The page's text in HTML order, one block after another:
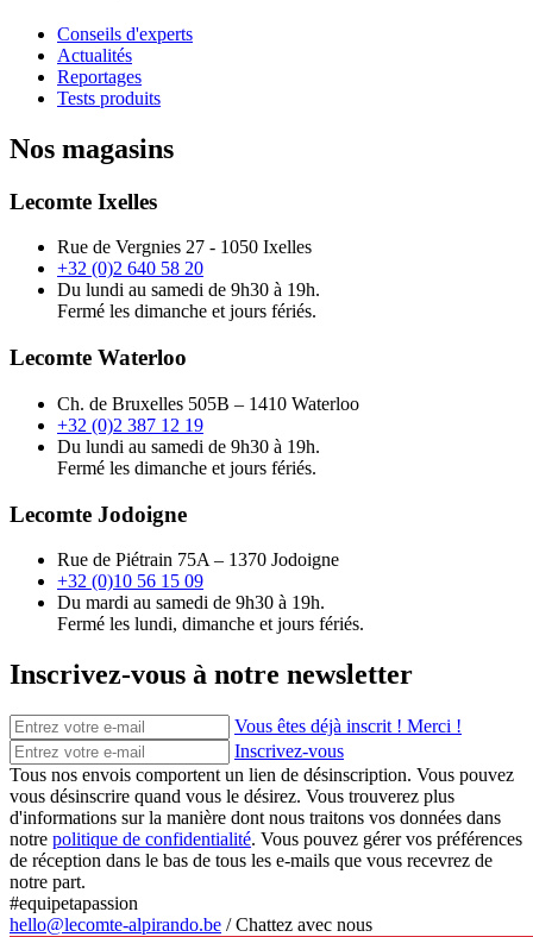
Conseils d'experts
Actualités
Reportages
Tests produits
Nos magasins
Lecomte Ixelles
Rue de Vergnies 27 - 1050 Ixelles
+32 (0)2 640 58 20
Du lundi au samedi de 9h30 à 19h.
Fermé les dimanche et jours fériés.
Lecomte Waterloo
Ch. de Bruxelles 505B – 1410 Waterloo
+32 (0)2 387 12 19
Du lundi au samedi de 9h30 à 19h.
Fermé les dimanche et jours fériés.
Lecomte Jodoigne
Rue de Piétrain 75A – 1370 Jodoigne
+32 (0)10 56 15 09
Du mardi au samedi de 9h30 à 19h.
Fermé les lundi, dimanche et jours fériés.
Inscrivez-vous à notre newsletter
Vous êtes déjà inscrit ! Merci !
Inscrivez-vous
Tous nos envois comportent un lien de désinscription. Vous pouvez
vous désinscrire quand vous le désirez. Vous trouverez plus
d'informations sur la manière dont nous traitons vos données dans
notre politique de confidentialité. Vous pouvez gérer vos préférences
de réception dans le bas de tous les e-mails que vous recevrez de
notre part.
#equipetapassion
hello@lecomte-alpirando.be /Chattez avec nous